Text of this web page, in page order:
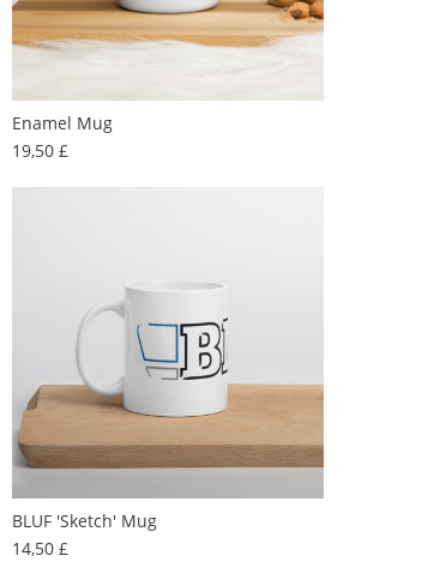
Enamel Mug
19,50 £
BLUF 'sketch' Mug
14,50 £